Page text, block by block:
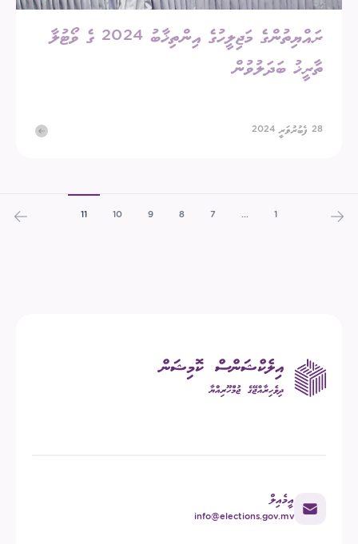
ރައްޔިތުންގެ މަޖިލީހުގެ އިންތިޚާބު 2024 ގެ ވޯޓުލާ
ތާރީޚު ބަދަލުވުން
28 ފެބުރުވަރީ 2024
1
...
7
8
9
10
11
އީމެއިލް
info@elections.gov.mv